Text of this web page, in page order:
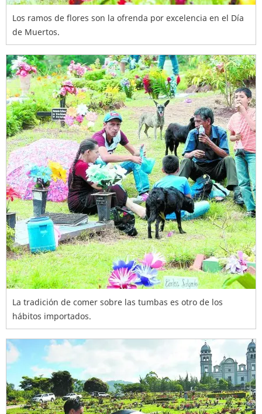
Los ramos de flores son la ofrenda por excelencia en el Día
de Muertos.
La tradición de comer sobre las tumbas es otro de los
hábitos importados.